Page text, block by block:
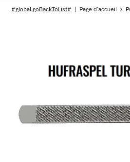
#global.goBackToList# Page d’accueil